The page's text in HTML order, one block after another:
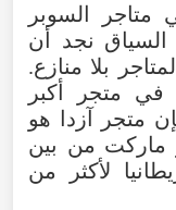
متاجر السوبر
نجد أن
بلا منازع.
متجر أكبر
متجر آزدا هو
ماركت من بين
لأكثر من